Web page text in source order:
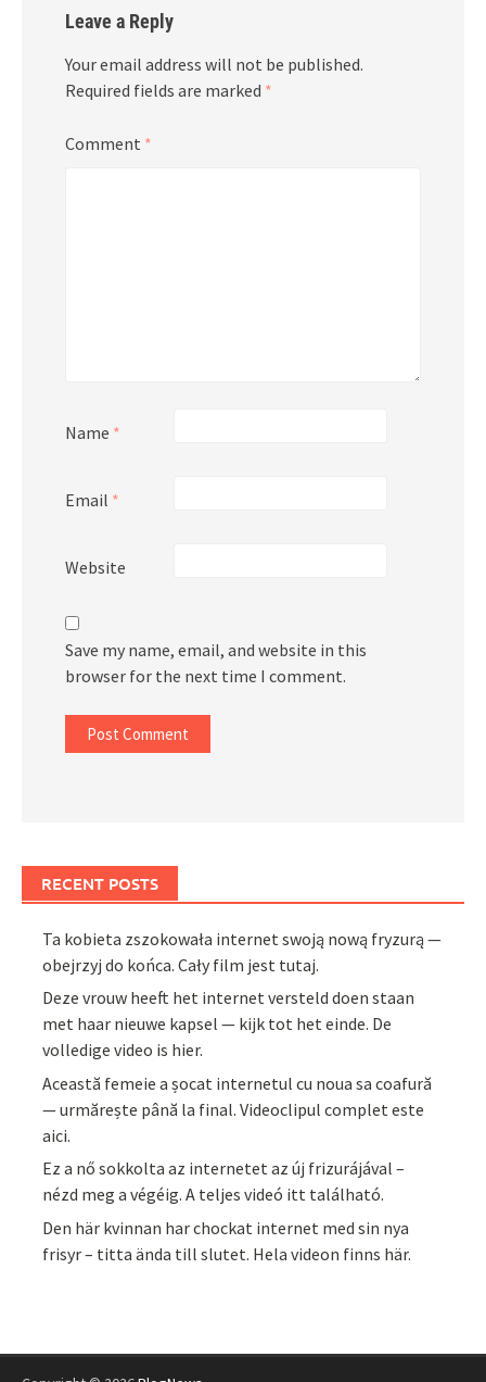
Leave a Reply
Your email address will not be published.
Required fields are marked *
Comment *
Name *
Email *
Website
Save my name, email, and website in this
browser for the next time I comment.
RECENT POSTS
Ta kobieta zszokowała internet swoją nową fryzurą —
obejrzyj do końca. Cały film jest tutaj.
Deze vrouw heeft het internet versteld doen staan
met haar nieuwe kapsel — kijk tot het einde. De
volledige video is hier.
Această femeie a șocat internetul cu noua sa coafură
— urmărește până la final. Videoclipul complet este
aici.
Ez a nő sokkolta az internetet az új frizurájával –
nézd meg a végéig. A teljes videó itt található.
Den här kvinnan har chockat internet med sin nya
frisyr – titta ända till slutet. Hela videon finns här.